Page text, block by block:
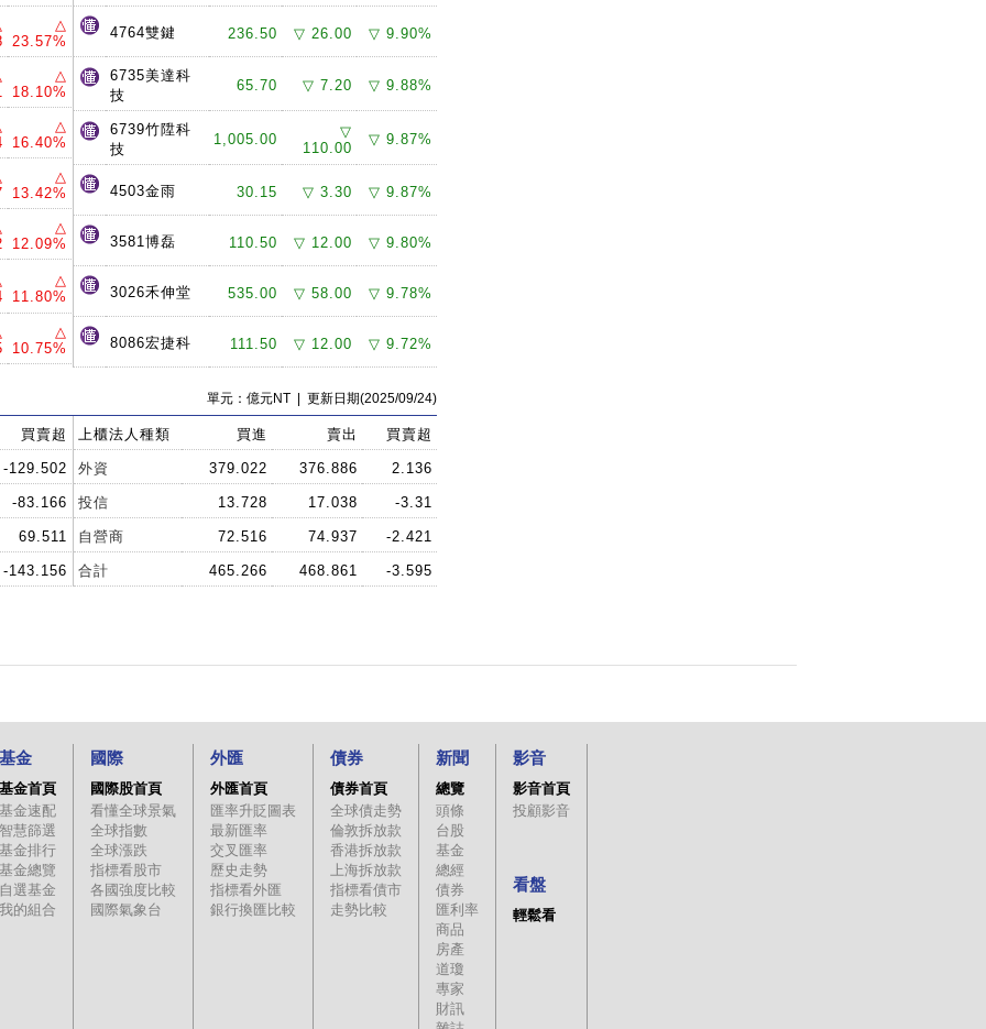
△
23.57%
△
18.10%
△
16.40%
△
13.42%
△
12.09%
△
11.80%
△
10.75%
4764雙鍵 236.50 ▽ 26.00 ▽ 9.90%
6735美達科
技
65.70 ▽ 7.20 ▽ 9.88%
6739竹陞科
技
1,005.00
▽
110.00
▽ 9.87%
4503金雨 30.15 ▽ 3.30 ▽ 9.87%
3581博磊 110.50 ▽ 12.00 ▽ 9.80%
3026禾伸堂 535.00 ▽ 58.00 ▽ 9.78%
8086宏捷科 111.50 ▽ 12.00 ▽ 9.72%
單元：億元NT | 更新日期(2025/09/24)
買賣超
-129.502
-83.166
69.511
-143.156
上櫃法人種類 買進 賣出 買賣超
外資 379.022 376.886 2.136
投信 13.728 17.038 -3.31
自營商 72.516 74.937 -2.421
合計 465.266 468.861 -3.595
基金
基金首頁
基金速配
智慧篩選
基金排行
基金總覽
自選基金
我的組合
國際
國際股首頁
看懂全球景氣
全球指數
全球漲跌
指標看股市
各國強度比較
國際氣象台
外匯
外匯首頁
匯率升貶圖表
最新匯率
交叉匯率
歷史走勢
指標看外匯
銀行換匯比較
債券
債券首頁
全球債走勢
倫敦拆放款
香港拆放款
上海拆放款
指標看債市
走勢比較
新聞
總覽
頭條
台股
基金
總經
債券
匯利率
商品
房產
道瓊
專家
財訊
影音
影音首頁
投顧影音
看盤
輕鬆看